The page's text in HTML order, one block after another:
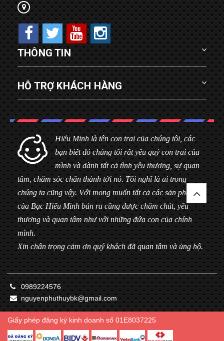
THÔNG TIN
HỖ TRỢ KHÁCH HÀNG
Hiểu Minh là tên con trai của chúng tôi, các
bạn biết đó chúng tôi rất yêu quý con trai của
mình và dành tất cả tình yêu thương, sự quan
tâm, chăm sóc chân thành tới nó. Tôi nghĩ là ai trong
chúng ta cũng vậy. Với mong muốn tất cả các sản phẩm
của Bạc Hiểu Minh bán ra cũng được chăm chút, yêu
thương và quan tâm như với những đứa con của chính
mình.
Xin chân trọng cảm ơn quý khách đã quan tâm và ủng hộ.
0989224576
nguyenphuthuybk@gmail.com
Giấy phép đăng ký kinh doanh số 01E8037225